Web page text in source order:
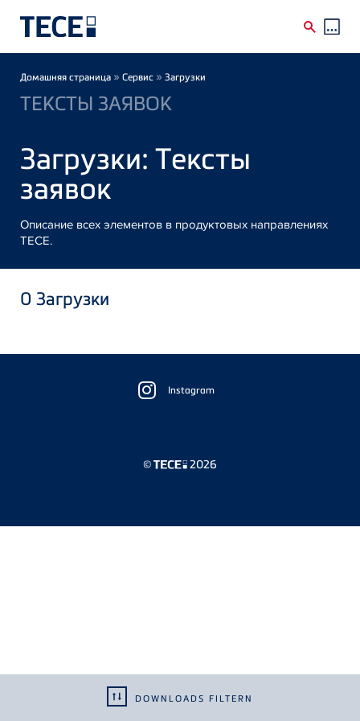
Breadcrumb
Домашняя страница » Сервис » Загрузки
ТЕКСТЫ ЗАЯВОК
Загрузки: Тексты
заявок
Описание всех элементов в продуктовых направлениях
TECE.
DOWNLOADS FILTERN
0 Загрузки
Instagram
© 2026